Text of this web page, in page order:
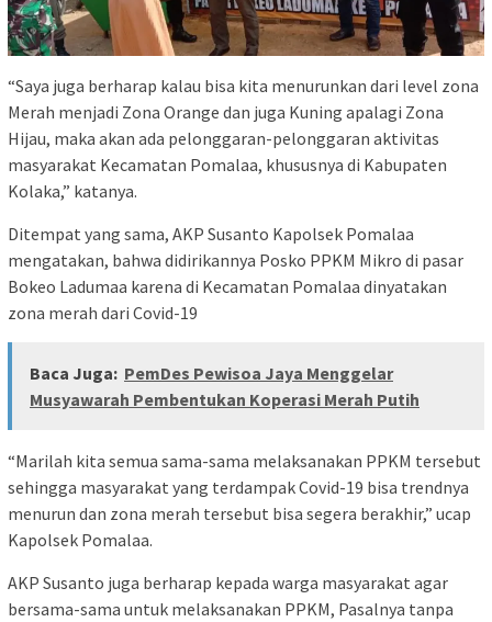
“Saya juga berharap kalau bisa kita menurunkan dari level zona
Merah menjadi Zona Orange dan juga Kuning apalagi Zona
Hijau, maka akan ada pelonggaran-pelonggaran aktivitas
masyarakat Kecamatan Pomalaa, khususnya di Kabupaten
Kolaka,” katanya.
Ditempat yang sama, AKP Susanto Kapolsek Pomalaa
mengatakan, bahwa didirikannya Posko PPKM Mikro di pasar
Bokeo Ladumaa karena di Kecamatan Pomalaa dinyatakan
zona merah dari Covid-19
Baca Juga: PemDes Pewisoa Jaya Menggelar
Musyawarah Pembentukan Koperasi Merah Putih
“Marilah kita semua sama-sama melaksanakan PPKM tersebut
sehingga masyarakat yang terdampak Covid-19 bisa trendnya
menurun dan zona merah tersebut bisa segera berakhir,” ucap
Kapolsek Pomalaa.
AKP Susanto juga berharap kepada warga masyarakat agar
bersama-sama untuk melaksanakan PPKM, Pasalnya tanpa